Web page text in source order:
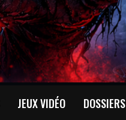
JEUX VIDÉO DOSSIERS